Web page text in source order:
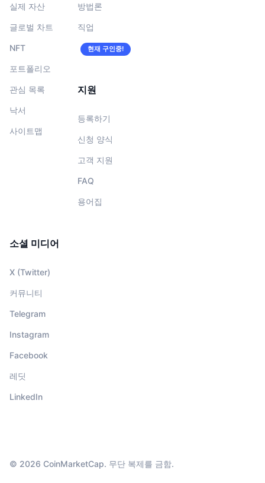
실제 자산
글로벌 차트
NFT
포트폴리오
관심 목록
낙서
사이트맵
방법론
직업
현재 구인중!
지원
등록하기
신청 양식
고객 지원
FAQ
용어집
소셜 미디어
X (Twitter)
커뮤니티
Telegram
Instagram
Facebook
레딧
LinkedIn
© 2026 CoinMarketCap. 무단 복제를 금함.